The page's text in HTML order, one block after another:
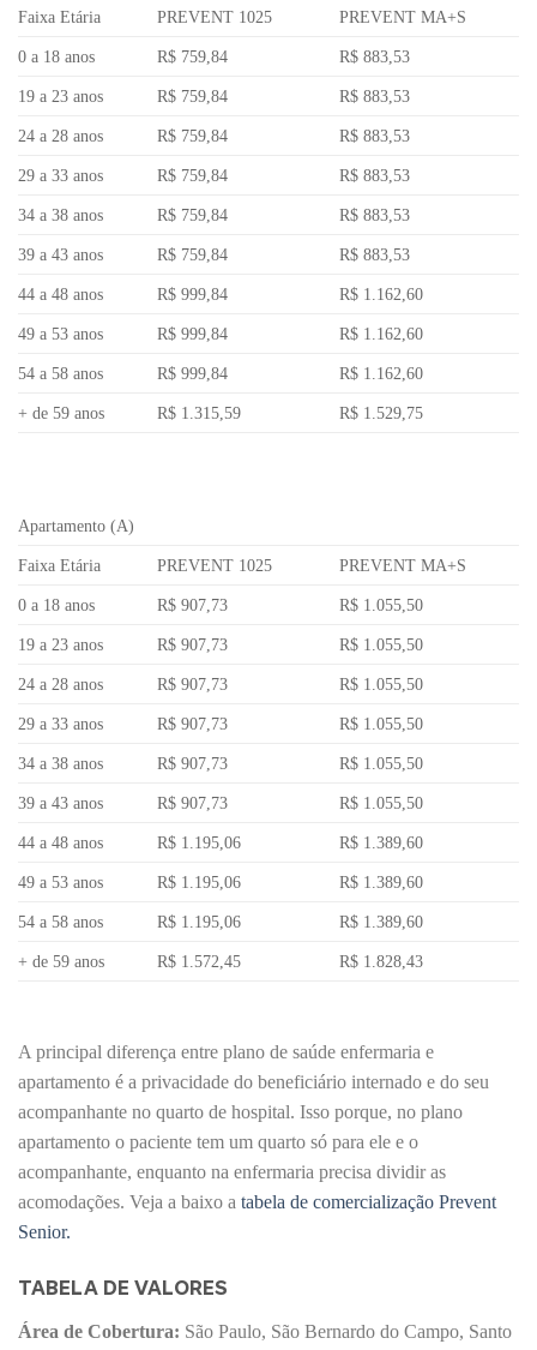
Faixa Etária PREVENT 1025 PREVENT MA+S
0 a 18 anos R$ 759,84 R$ 883,53
19 a 23 anos R$ 759,84 R$ 883,53
24 a 28 anos R$ 759,84 R$ 883,53
29 a 33 anos R$ 759,84 R$ 883,53
34 a 38 anos R$ 759,84 R$ 883,53
39 a 43 anos R$ 759,84 R$ 883,53
44 a 48 anos R$ 999,84 R$ 1.162,60
49 a 53 anos R$ 999,84 R$ 1.162,60
54 a 58 anos R$ 999,84 R$ 1.162,60
+ de 59 anos R$ 1.315,59 R$ 1.529,75
Apartamento (A)
Faixa Etária PREVENT 1025 PREVENT MA+S
0 a 18 anos R$ 907,73 R$ 1.055,50
19 a 23 anos R$ 907,73 R$ 1.055,50
24 a 28 anos R$ 907,73 R$ 1.055,50
29 a 33 anos R$ 907,73 R$ 1.055,50
34 a 38 anos R$ 907,73 R$ 1.055,50
39 a 43 anos R$ 907,73 R$ 1.055,50
44 a 48 anos R$ 1.195,06 R$ 1.389,60
49 a 53 anos R$ 1.195,06 R$ 1.389,60
54 a 58 anos R$ 1.195,06 R$ 1.389,60
+ de 59 anos R$ 1.572,45 R$ 1.828,43
A principal diferença entre plano de saúde enfermaria e
apartamento é a privacidade do beneficiário internado e do seu
acompanhante no quarto de hospital. Isso porque, no plano
apartamento o paciente tem um quarto só para ele e o
acompanhante, enquanto na enfermaria precisa dividir as
acomodações. Veja a baixo a tabela de comercialização Prevent
Senior.
TABELA DE VALORES
Área de Cobertura: São Paulo, São Bernardo do Campo, Santo